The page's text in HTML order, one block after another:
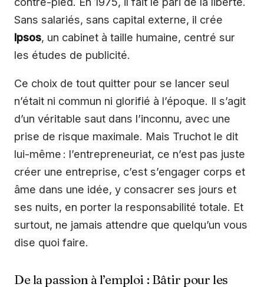
Sans salariés, sans capital externe, il crée
Ipsos, un cabinet à taille humaine, centré sur
les études de publicité.
Ce choix de tout quitter pour se lancer seul
n’était ni commun ni glorifié à l’époque. Il s’agit
d’un véritable saut dans l’inconnu, avec une
prise de risque maximale. Mais Truchot le dit
lui-même : l’entrepreneuriat, ce n’est pas juste
créer une entreprise, c’est s’engager corps et
âme dans une idée, y consacrer ses jours et
ses nuits, en porter la responsabilité totale. Et
surtout, ne jamais attendre que quelqu’un vous
dise quoi faire.
De la passion à l’emploi : Bâtir pour les